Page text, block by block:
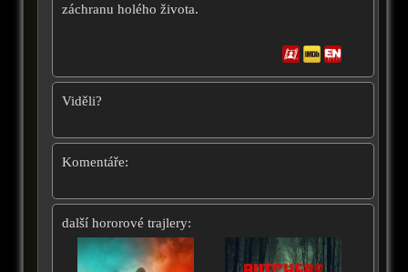
záchranu holého života.
Viděli?
Komentáře:
další hororové trajlery: